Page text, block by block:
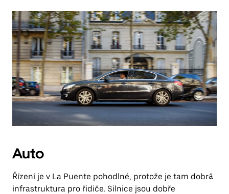
Auto
Řízení je v La Puente pohodlné, protože je tam dobrá
infrastruktura pro řidiče. Silnice jsou dobře